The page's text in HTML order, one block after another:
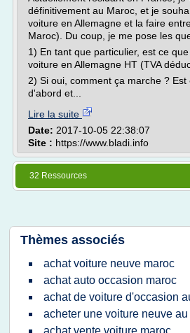
définitivement au Maroc, et je
voiture en Allemagne et la faire
Maroc). Du coup, je me pose les
1) En tant que particulier, est ce
voiture en Allemagne HT (TVA
2) Si oui, comment ça marche ?
d'abord et...
Lire la suite
Date: 2017-10-05 22:38:07
Site : https://www.bladi.info
32 Ressources
Thèmes associés
achat voiture neuve maroc
achat auto occasion maroc
achat de voiture d'occasion
acheter une voiture neuve
achat vente voiture maroc